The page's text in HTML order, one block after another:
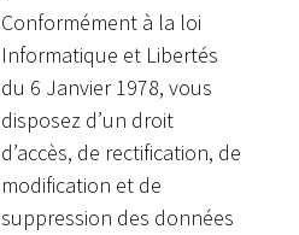
Conformément à la loi
Informatique et Libertés
du 6 Janvier 1978, vous
disposez d’un droit
d’accès, de rectification, de
modification et de
suppression des données